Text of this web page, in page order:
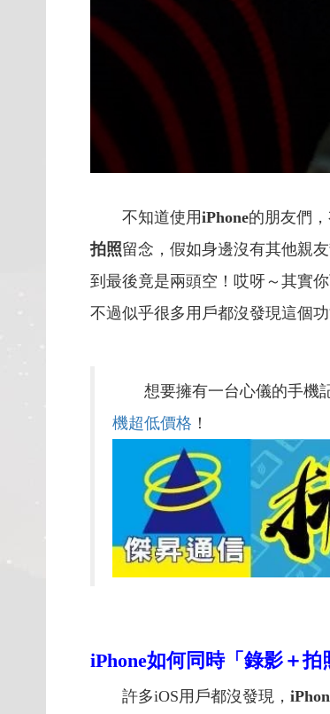
不知道使用iPhone的朋友們
拍照留念，假如身邊沒有其他親
到最後竟是兩頭空！哎呀～其實
不過似乎很多用戶都沒發現這個
想要擁有一台心儀的手機
機超低價格 ！
iPhone如何同時「錄影＋拍
許多iOS用戶都沒發現，